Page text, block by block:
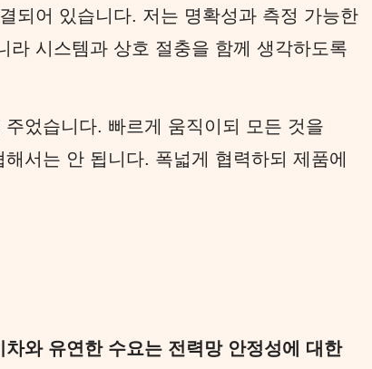
되어 있습니다. 저는 명확성과 측정 가능한
라 시스템과 상호 절충을 함께 생각하도록
었습니다. 빠르게 움직이되 모든 것을
서는 안 됩니다. 폭넓게 협력하되 제품에
와 유연한 수요는 전력망 안정성에 대한